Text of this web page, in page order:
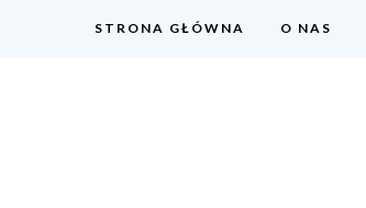
STRONA GŁÓWNA O NAS